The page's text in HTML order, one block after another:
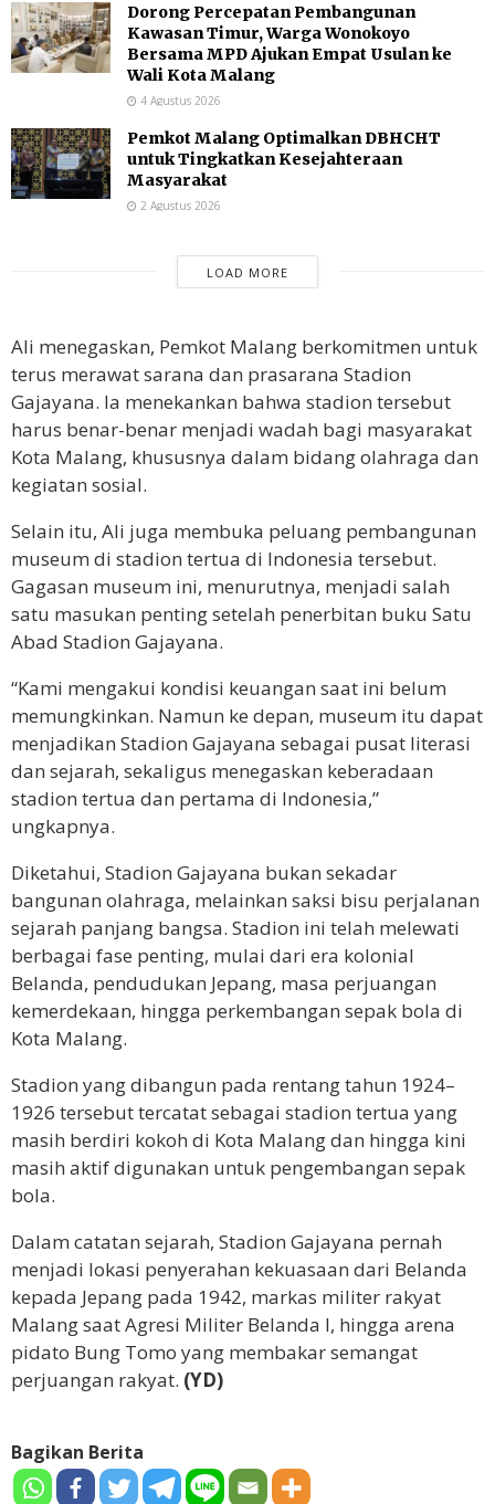
Dorong Percepatan Pembangunan
Kawasan Timur, Warga Wonokoyo
Bersama MPD Ajukan Empat Usulan ke
Wali Kota Malang
4 Agustus 2026
Pemkot Malang Optimalkan DBHCHT
untuk Tingkatkan Kesejahteraan
Masyarakat
2 Agustus 2026
LOAD MORE
Ali menegaskan, Pemkot Malang berkomitmen untuk
terus merawat sarana dan prasarana Stadion
Gajayana. Ia menekankan bahwa stadion tersebut
harus benar-benar menjadi wadah bagi masyarakat
Kota Malang, khususnya dalam bidang olahraga dan
kegiatan sosial.
Selain itu, Ali juga membuka peluang pembangunan
museum di stadion tertua di Indonesia tersebut.
Gagasan museum ini, menurutnya, menjadi salah
satu masukan penting setelah penerbitan buku Satu
Abad Stadion Gajayana.
“Kami mengakui kondisi keuangan saat ini belum
memungkinkan. Namun ke depan, museum itu dapat
menjadikan Stadion Gajayana sebagai pusat literasi
dan sejarah, sekaligus menegaskan keberadaan
stadion tertua dan pertama di Indonesia,”
ungkapnya.
Diketahui, Stadion Gajayana bukan sekadar
bangunan olahraga, melainkan saksi bisu perjalanan
sejarah panjang bangsa. Stadion ini telah melewati
berbagai fase penting, mulai dari era kolonial
Belanda, pendudukan Jepang, masa perjuangan
kemerdekaan, hingga perkembangan sepak bola di
Kota Malang.
Stadion yang dibangun pada rentang tahun 1924–
1926 tersebut tercatat sebagai stadion tertua yang
masih berdiri kokoh di Kota Malang dan hingga kini
masih aktif digunakan untuk pengembangan sepak
bola.
Dalam catatan sejarah, Stadion Gajayana pernah
menjadi lokasi penyerahan kekuasaan dari Belanda
kepada Jepang pada 1942, markas militer rakyat
Malang saat Agresi Militer Belanda I, hingga arena
pidato Bung Tomo yang membakar semangat
perjuangan rakyat. (YD)
Bagikan Berita